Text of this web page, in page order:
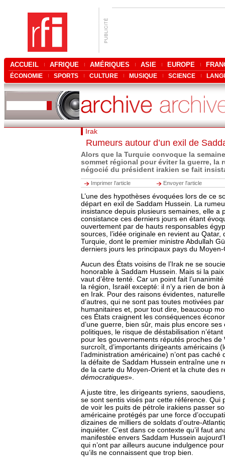
ACCUEIL AFRIQUE AMÉRIQUES ASIE EUROPE
ÉCONOMIE SPORTS CULTURE MUSIQUE SCIENCE
Irak
Rumeurs autour d’un exil de
Alors que la Turquie convoque la
sommet régional pour éviter la guerre, la
négocié du président irakien se fait
Imprimer l'article Envoyer l'article
L’une des hypothèses évoquées lors de ce
départ en exil de Saddam Hussein. La
insistance depuis plusieurs semaines, elle a
consistance ces derniers jours en étant
ouvertement par de hauts responsables
sources, l’idée originale en revient au Qatar,
Turquie, dont le premier ministre Abdullah
derniers jours les principaux pays du
Aucun des États voisins de l’Irak ne se
honorable à Saddam Hussein. Mais si la
vaut d’être tenté. Car un point fait
la région, Israël excepté: il n’y a rien de bon
en Irak. Pour des raisons évidentes,
d’autres, qui ne sont pas toutes motivées
humanitaires et, pour tout dire, beaucoup
ces États craignent les conséquences
d’une guerre, bien sûr, mais plus encore ses
politiques, le risque de déstabilisation
pour les gouvernements réputés proches de
surcroît, d’importants dirigeants américains
l’administration américaine) n’ont pas caché
la défaite de Saddam Hussein entraîne une
de la carte du Moyen-Orient et la chute des
démocratiques».
A juste titre, les dirigeants syriens,
se sont sentis visés par cette référence. Qui
de voir les puits de pétrole irakiens passer
américaine protégés par une force
dizaines de milliers de soldats d’outre-
inquiéter. C’est dans ce contexte qu’il faut
manifestée envers Saddam Hussein
qui n’ont par ailleurs aucune indulgence
qu’ils ne connaissent que trop bien.